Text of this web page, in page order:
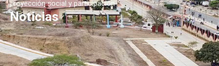
proyección social y participación
Noticias